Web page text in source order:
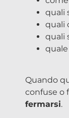
quali
quali
quali
Quando
confuse o
fermarsi.